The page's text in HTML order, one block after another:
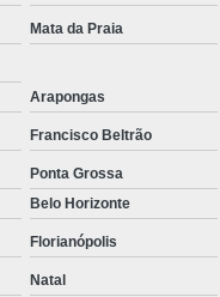
Mata da Praia
Arapongas
Francisco Beltrão
Ponta Grossa
Belo Horizonte
Florianópolis
Natal